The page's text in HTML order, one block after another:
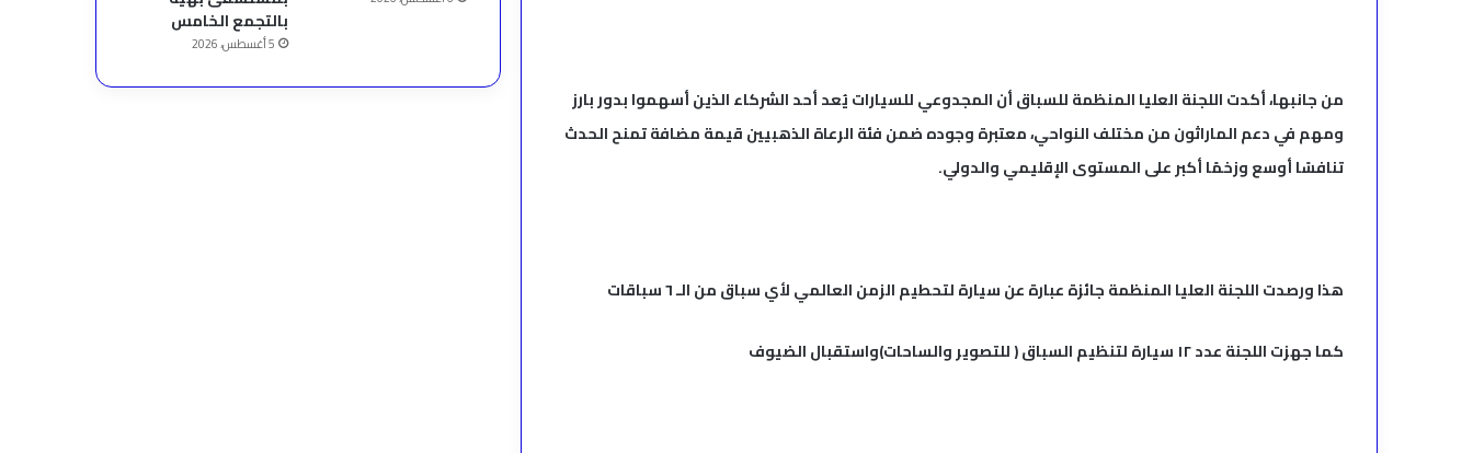
من جانبها، أكدت اللجنة العليا المنظمة للسباق أن المجدوعي للسيارات يُعد أحد الشركاء الذين أسهموا بدور بارز
ومهم في دعم الماراثون من مختلف النواحي، معتبرة وجوده ضمن فئة الرعاة الذهبيين قيمة مضافة تمنح الحدث
تنافسًا أوسع وزخمًا أكبر على المستوى الإقليمي والدولي.
هذا ورصدت اللجنة العليا المنظمة جائزة عبارة عن سيارة لتحطيم الزمن العالمي لأي سباق من الـ ٦ سباقات
كما جهزت اللجنة عدد ١٢ سيارة لتنظيم السباق ( للتصوير والساحات)واستقبال الضيوف
بالتجمع الخامس
5 أغسطس، 2026